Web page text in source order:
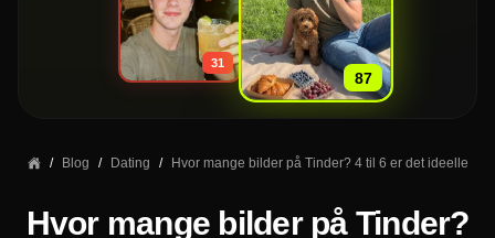
31
87
/ Blog / Dating / Hvor mange bilder på Tinder? 4 til 6 er det ideelle
Hvor mange bilder på Tinder?